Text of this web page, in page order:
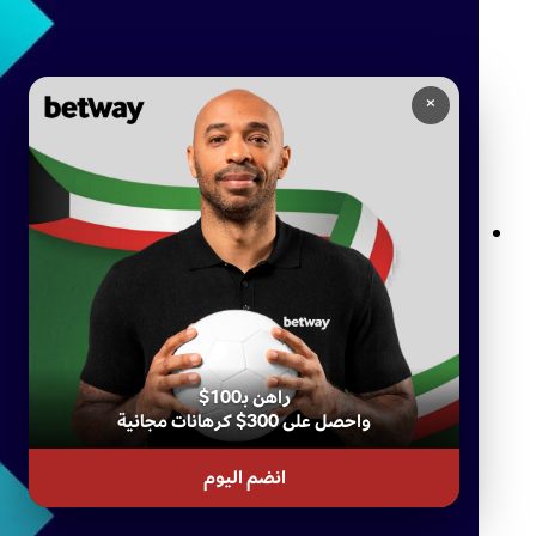
×
راهن بـ100$
واحصل على 300$ كرهانات مجانية
انضم اليوم